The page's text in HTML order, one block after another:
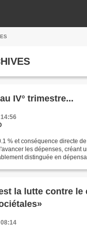
IV° trimestre...
% et conséquence directe
les dépenses, créant
distinguée en
la lutte contre le